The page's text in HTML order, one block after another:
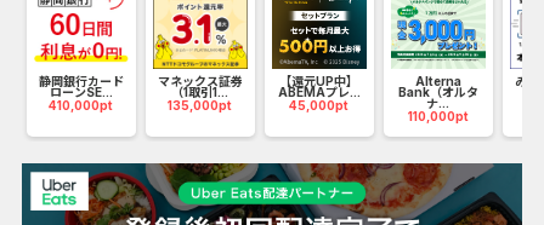
ような日々の値動きがありません。
●少額かつ短期から始められる
1万円から投資がはじめられ、運用期間も最短1か月から1年以
上のものまでご用意しています。
●豊富な商品バリエーション
静岡銀行カード
ローンSE...
410,000pt
マネックス証券
（1取引1...
135,000pt
【還元UP中】
ABEMAプレ...
45,000pt
Alterna
Bank（オルタ
ナ...
110,000pt
みず